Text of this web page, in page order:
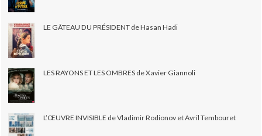
LE GÂTEAU DU PRÉSIDENT de Hasan Hadi
LES RAYONS ET LES OMBRES de Xavier Giannoli
L’ŒUVRE INVISIBLE de Vladimir Rodionov et Avril Tembouret